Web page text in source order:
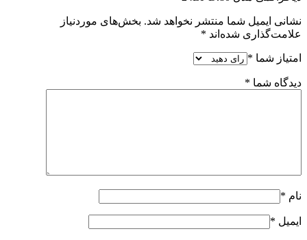
نشانی ایمیل شما منتشر نخواهد شد. بخش‌های موردنیاز
علامت‌گذاری شده‌اند *
امتیاز شما *
دیدگاه شما *
نام *
ایمیل *